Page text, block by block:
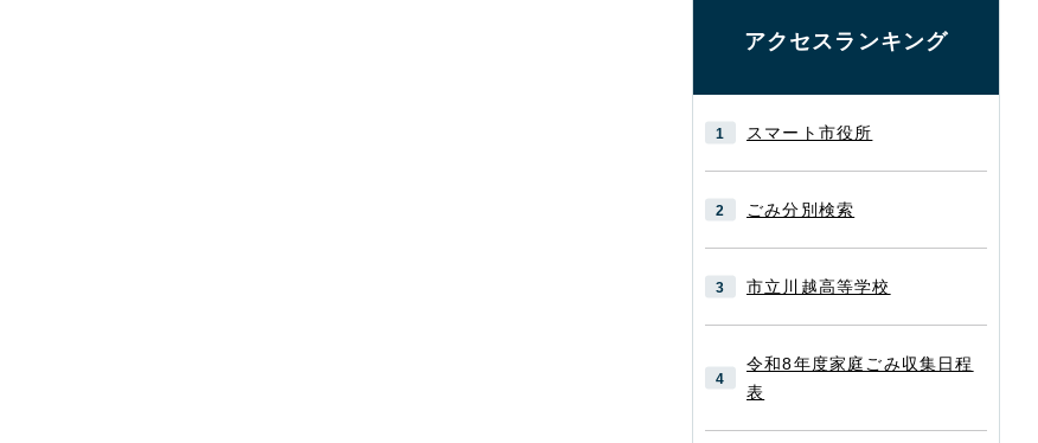
アクセスランキング
スマート市役所
ごみ分別検索
市立川越高等学校
令和8年度家庭ごみ収集日程
表